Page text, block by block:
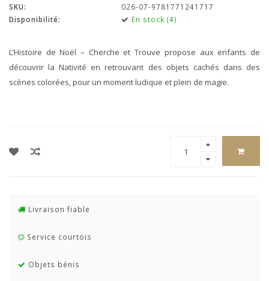
SKU:
026-07-9781771241717
Disponibilité:
En stock (4)
L’Histoire de Noël – Cherche et Trouve propose aux enfants de
découvrir la Nativité en retrouvant des objets cachés dans des
scènes colorées, pour un moment ludique et plein de magie.
Livraison fiable
Service courtois
Objets bénis